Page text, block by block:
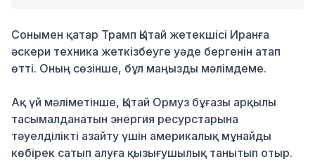
Сонымен қатар Трамп Қытай жетекшісі Иранға
әскери техника жеткізбеуге уәде бергенін атап
өтті. Оның сөзінше, бұл маңызды мәлімдеме.
Ақ үй мәліметінше, Қытай Ормуз бұғазы арқылы
тасымалданатын энергия ресурстарына
тәуелділікті азайту үшін америкалық мұнайды
көбірек сатып алуға қызығушылық танытып отыр.